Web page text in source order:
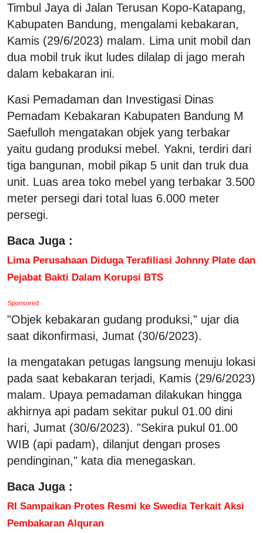
Timbul Jaya di Jalan Terusan Kopo-Katapang,
Kabupaten Bandung, mengalami kebakaran,
Kamis (29/6/2023) malam. Lima unit mobil dan
dua mobil truk ikut ludes dilalap di jago merah
dalam kebakaran ini.
Kasi Pemadaman dan Investigasi Dinas
Pemadam Kebakaran Kabupaten Bandung M
Saefulloh mengatakan objek yang terbakar
yaitu gudang produksi mebel. Yakni, terdiri dari
tiga bangunan, mobil pikap 5 unit dan truk dua
unit. Luas area toko mebel yang terbakar 3.500
meter persegi dari total luas 6.000 meter
persegi.
Baca Juga :
Lima Perusahaan Diduga Terafiliasi Johnny Plate dan
Pejabat Bakti Dalam Korupsi BTS
Sponsored
"Objek kebakaran gudang produksi," ujar dia
saat dikonfirmasi, Jumat (30/6/2023).
Ia mengatakan petugas langsung menuju lokasi
pada saat kebakaran terjadi, Kamis (29/6/2023)
malam. Upaya pemadaman dilakukan hingga
akhirnya api padam sekitar pukul 01.00 dini
hari, Jumat (30/6/2023). "Sekira pukul 01.00
WIB (api padam), dilanjut dengan proses
pendinginan," kata dia menegaskan.
Baca Juga :
RI Sampaikan Protes Resmi ke Swedia Terkait Aksi
Pembakaran Alquran